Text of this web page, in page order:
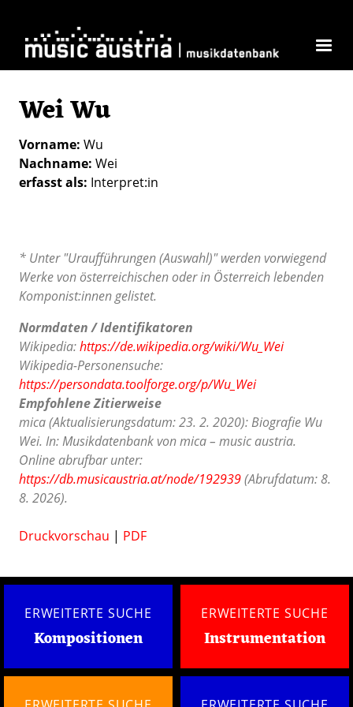
Wei Wu
Vorname Wu
Nachname Wei
erfasst als Interpret:in
* Unter "Uraufführungen (Auswahl)" werden vorwiegend
Werke von österreichischen oder in Österreich lebenden
Komponist:innen gelistet.
Normdaten / Identifikatoren
Wikipedia:https://de.wikipedia.org/wiki/Wu_Wei
Wikipedia-Personensuche:
https://persondata.toolforge.org/p/Wu_Wei
Empfohlene Zitierweise
mica (Aktualisierungsdatum: 23. 2. 2020): Biografie Wu
Wei. In: Musikdatenbank von mica – music austria.
Online abrufbar unter:
https://db.musicaustria.at/node/192939(Abrufdatum: 8.
8. 2026).
Druckvorschau | PDF
ERWEITERTE SUCHE
Kompositionen
ERWEITERTE SUCHE
Instrumentation